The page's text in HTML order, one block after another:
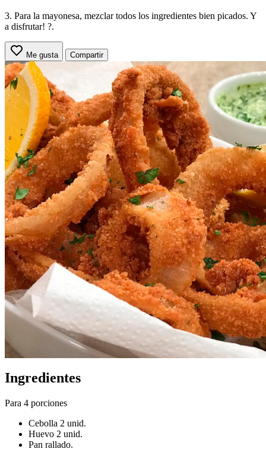
3. Para la mayonesa, mezclar todos los ingredientes bien picados. Y
a disfrutar! ?.
Me gusta Compartir
Ingredientes
Para 4 porciones
Cebolla 2 unid.
Huevo 2 unid.
Pan rallado.